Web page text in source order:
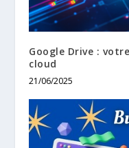
Google Drive :
cloud
21/06/2025